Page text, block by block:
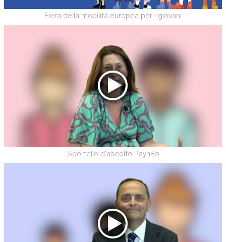
Fiera della mobilità europea per i giovani
Sportello d'ascolto PsynBo